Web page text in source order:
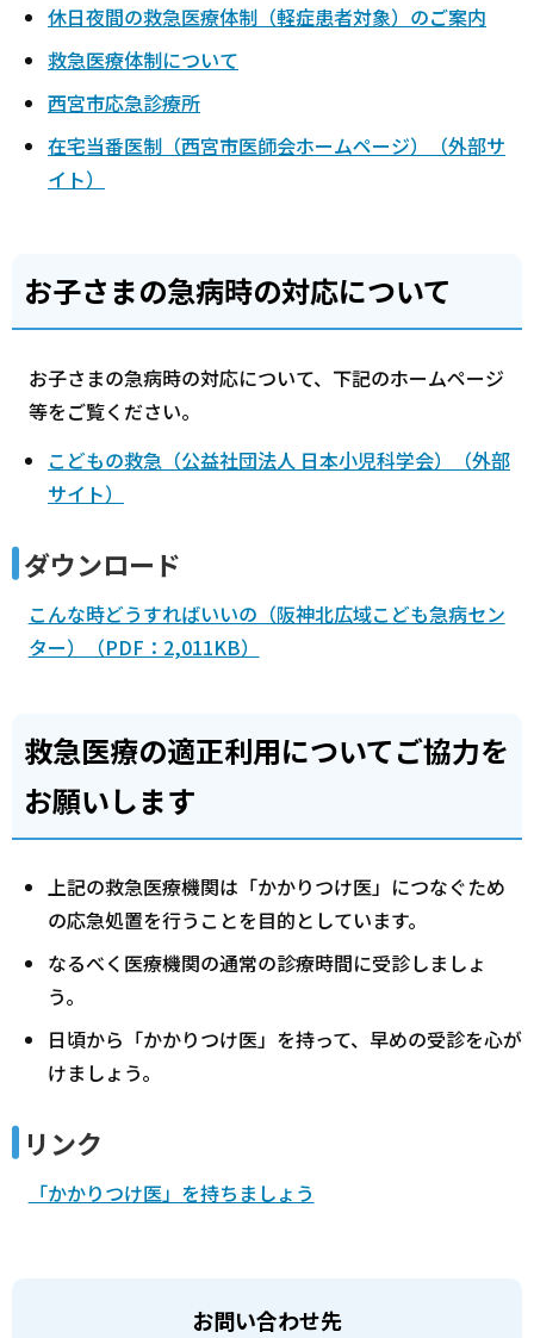
休日夜間の救急医療体制（軽症患者対象）のご案内
救急医療体制について
西宮市応急診療所
在宅当番医制（西宮市医師会ホームページ）（外部サ
イト）
お子さまの急病時の対応について
お子さまの急病時の対応について、下記のホームページ
等をご覧ください。
こどもの救急（公益社団法人 日本小児科学会）（外部
サイト）
ダウンロード
こんな時どうすればいいの（阪神北広域こども急病セン
ター）（PDF：2,011KB）
救急医療の適正利用についてご協力を
お願いします
上記の救急医療機関は「かかりつけ医」につなぐため
の応急処置を行うことを目的としています。
なるべく医療機関の通常の診療時間に受診しましょ
う。
日頃から「かかりつけ医」を持って、早めの受診を心が
けましょう。
リンク
「かかりつけ医」を持ちましょう
お問い合わせ先